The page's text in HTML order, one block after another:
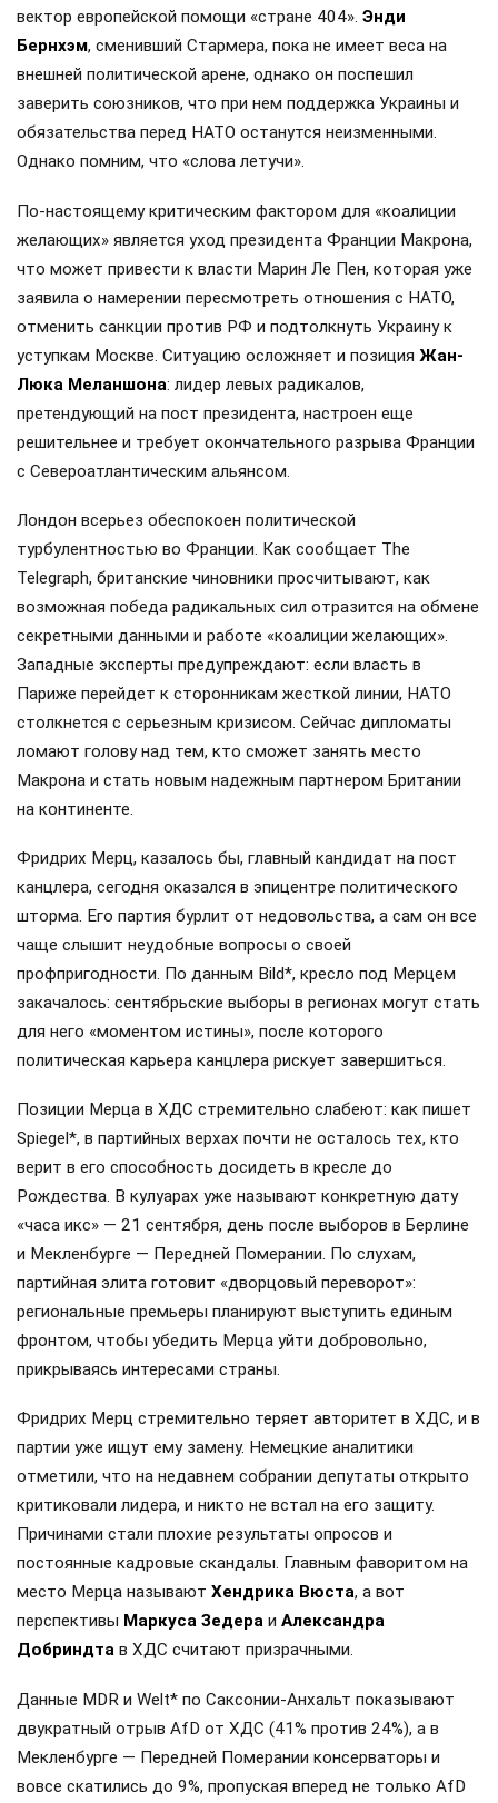
вектор европейской помощи «стране 404». Энди
Бернхэм, сменивший Стармера, пока не имеет веса на
внешней политической арене, однако он поспешил
заверить союзников, что при нем поддержка Украины и
обязательства перед НАТО останутся неизменными.
Однако помним, что «слова летучи».
По-настоящему критическим фактором для «коалиции
желающих» является уход президента Франции Макрона,
что может привести к власти Марин Ле Пен, которая уже
заявила о намерении пересмотреть отношения с НАТО,
отменить санкции против РФ и подтолкнуть Украину к
уступкам Москве. Ситуацию осложняет и позиция Жан-
Люка Меланшона: лидер левых радикалов,
претендующий на пост президента, настроен еще
решительнее и требует окончательного разрыва Франции
с Североатлантическим альянсом.
Лондон всерьез обеспокоен политической
турбулентностью во Франции. Как сообщает The
Telegraph, британские чиновники просчитывают, как
возможная победа радикальных сил отразится на обмене
секретными данными и работе «коалиции желающих».
Западные эксперты предупреждают: если власть в
Париже перейдет к сторонникам жесткой линии, НАТО
столкнется с серьезным кризисом. Сейчас дипломаты
ломают голову над тем, кто сможет занять место
Макрона и стать новым надежным партнером Британии
на континенте.
Фридрих Мерц, казалось бы, главный кандидат на пост
канцлера, сегодня оказался в эпицентре политического
шторма. Его партия бурлит от недовольства, а сам он все
чаще слышит неудобные вопросы о своей
профпригодности. По данным Bild*, кресло под Мерцем
закачалось: сентябрьские выборы в регионах могут стать
для него «моментом истины», после которого
политическая карьера канцлера рискует завершиться.
Позиции Мерца в ХДС стремительно слабеют: как пишет
Spiegel*, в партийных верхах почти не осталось тех, кто
верит в его способность досидеть в кресле до
Рождества. В кулуарах уже называют конкретную дату
«часа икс» — 21 сентября, день после выборов в Берлине
и Мекленбурге — Передней Померании. По слухам,
партийная элита готовит «дворцовый переворот»:
региональные премьеры планируют выступить единым
фронтом, чтобы убедить Мерца уйти добровольно,
прикрываясь интересами страны.
Фридрих Мерц стремительно теряет авторитет в ХДС, и в
партии уже ищут ему замену. Немецкие аналитики
отметили, что на недавнем собрании депутаты открыто
критиковали лидера, и никто не встал на его защиту.
Причинами стали плохие результаты опросов и
постоянные кадровые скандалы. Главным фаворитом на
место Мерца называют Хендрика Вюста, а вот
перспективы Маркуса Зедера и Александра
Добриндта в ХДС считают призрачными.
Данные MDR и Welt* по Саксонии-Анхальт показывают
двукратный отрыв AfD от ХДС (41% против 24%), а в
Мекленбурге — Передней Померании консерваторы и
вовсе скатились до 9%, пропуская вперед не только AfD